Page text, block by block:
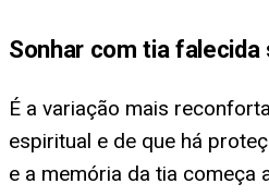
Sonhar com tia falecida
É a variação mais
espiritual e de que há
e a memória da tia começa